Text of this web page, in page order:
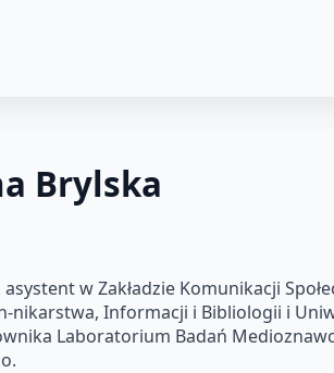
Brylska
w Zakładzie Komunikacji
nikarstwa, Informacji i Bibliologii i
Laboratorium Badań